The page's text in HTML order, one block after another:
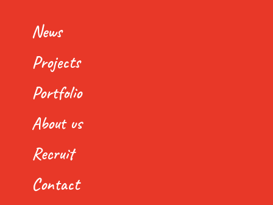
News
Projects
Portfolio
About us
Recruit
Contact